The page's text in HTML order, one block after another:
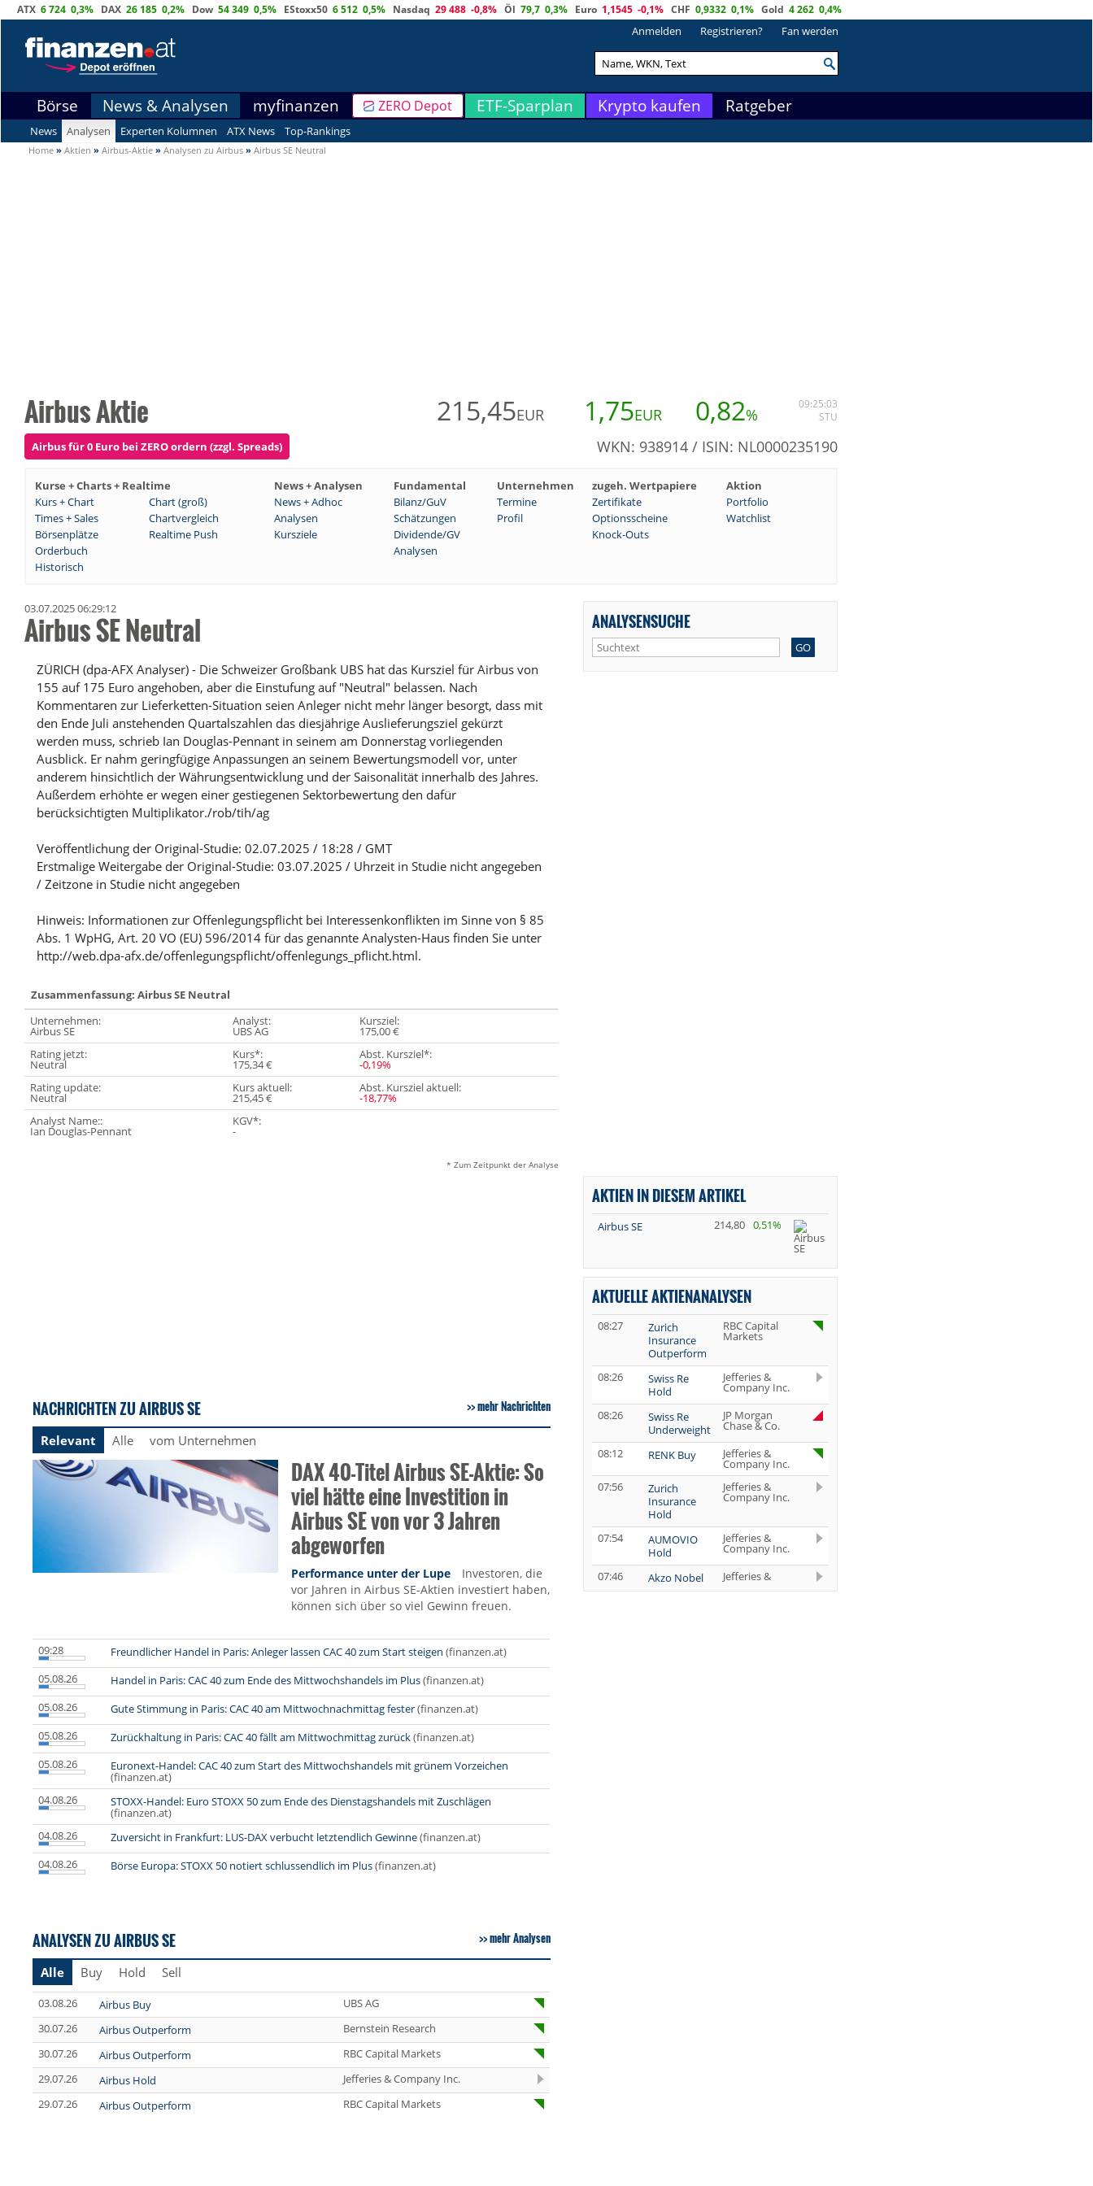
ATX 6 724 0,3% DAX 26 185 0,2% Dow 54 349 0,5% EStoxx50 6 512 0,5% Nasdaq 29 488 -0,8% Öl 79,7 0,3% Euro 1,1545 -0,1% CHF 0,9332 0,1% Gold 4 262 0,4%
Anmelden Registrieren? Fan werden
Börse News & Analysen myfinanzen ZERO Depot ETF-Sparplan Krypto kaufen Ratgeber
News Analysen Experten Kolumnen ATX News Top-Rankings
Home » Aktien » Airbus-Aktie » Analysen zu Airbus » Airbus SE Neutral
Airbus Aktie 215,45EUR 1,75EUR 0,82%
09:25:03
STU
Airbus für 0 Euro bei ZERO ordern (zzgl. Spreads) WKN: 938914 / ISIN: NL0000235190
Kurse + Charts + Realtime News + Analysen Fundamental Unternehmen zugeh. Wertpapiere
Aktion
Kurs + Chart
Chart (groß) News + Adhoc Bilanz/GuV Termine Zertifikate
Portfolio
Times + Sales
Chartvergleich Analysen Schätzungen Profil Optionsscheine
Watchlist
Börsenplätze
Realtime Push Kursziele Dividende/GV
Knock-Outs
Orderbuch
Analysen
Historisch
03.07.2025 06:29:12
Airbus SE Neutral
ZÜRICH (dpa-AFX Analyser) - Die Schweizer Großbank UBS hat das Kursziel für Airbus von
155 auf 175 Euro angehoben, aber die Einstufung auf "Neutral" belassen. Nach
Kommentaren zur Lieferketten-Situation seien Anleger nicht mehr länger besorgt, dass mit
den Ende Juli anstehenden Quartalszahlen das diesjährige Auslieferungsziel gekürzt
werden muss, schrieb Ian Douglas-Pennant in seinem am Donnerstag vorliegenden
Ausblick. Er nahm geringfügige Anpassungen an seinem Bewertungsmodell vor, unter
anderem hinsichtlich der Währungsentwicklung und der Saisonalität innerhalb des Jahres.
Außerdem erhöhte er wegen einer gestiegenen Sektorbewertung den dafür
berücksichtigten Multiplikator./rob/tih/ag
Veröffentlichung der Original-Studie: 02.07.2025 / 18:28 / GMT
Erstmalige Weitergabe der Original-Studie: 03.07.2025 / Uhrzeit in Studie nicht angegeben
/ Zeitzone in Studie nicht angegeben
Hinweis: Informationen zur Offenlegungspflicht bei Interessenkonflikten im Sinne von § 85
Abs. 1 WpHG, Art. 20 VO (EU) 596/2014 für das genannte Analysten-Haus finden Sie unter
http://web.dpa-afx.de/offenlegungspflicht/offenlegungs_pflicht.html.
Zusammenfassung: Airbus SE Neutral
Unternehmen:
Airbus SE
Analyst:
UBS AG
Kursziel:
175,00 €
Rating jetzt:
Neutral
Kurs*:
175,34 €
Abst. Kursziel*:
-0,19%
Rating update:
Neutral
Kurs aktuell:
215,45 €
Abst. Kursziel aktuell:
-18,77%
Analyst Name::
Ian Douglas-Pennant
KGV*:
-
* Zum Zeitpunkt der Analyse
NACHRICHTEN ZU AIRBUS SE mehr Nachrichten
Relevant Alle vom Unternehmen
DAX 40-Titel Airbus SE-Aktie: So
viel hätte eine Investition in
Airbus SE von vor 3 Jahren
abgeworfen
Performance unter der Lupe
Investoren, die
vor Jahren in Airbus SE-Aktien investiert haben,
können sich über so viel Gewinn freuen.
09:28 Freundlicher Handel in Paris: Anleger lassen CAC 40 zum Start steigen (finanzen.at)
05.08.26
Handel in Paris: CAC 40 zum Ende des Mittwochshandels im Plus(finanzen.at)
05.08.26
Gute Stimmung in Paris: CAC 40 am Mittwochnachmittag fester(finanzen.at)
05.08.26
Zurückhaltung in Paris: CAC 40 fällt am Mittwochmittag zurück(finanzen.at)
05.08.26
Euronext-Handel: CAC 40 zum Start des Mittwochshandels mit grünem Vorzeichen
(finanzen.at)
04.08.26
STOXX-Handel: Euro STOXX 50 zum Ende des Dienstagshandels mit Zuschlägen
(finanzen.at)
04.08.26
Zuversicht in Frankfurt: LUS-DAX verbucht letztendlich Gewinne(finanzen.at)
04.08.26
Börse Europa: STOXX 50 notiert schlussendlich im Plus(finanzen.at)
ANALYSEN ZU AIRBUS SE mehr Analysen
Alle Buy Hold Sell
03.08.26 Airbus Buy
UBS AG
30.07.26
Airbus Outperform
Bernstein Research
30.07.26
Airbus Outperform
RBC Capital Markets
29.07.26
Airbus Hold
Jefferies & Company Inc.
29.07.26
Airbus Outperform RBC Capital Markets
ANALYSENSUCHE
GO
AKTIEN IN DIESEM ARTIKEL
Airbus SE 214,80 0,51%
AKTUELLE AKTIENANALYSEN
08:27
Zurich
Insurance
Outperform
RBC Capital
Markets
08:26
Swiss Re
Hold
Jefferies &
Company Inc.
08:26
Swiss Re
Underweight
JP Morgan
Chase & Co.
08:12
RENK Buy Jefferies &
Company Inc.
07:56
Zurich
Insurance
Hold
Jefferies &
Company Inc.
07:54
AUMOVIO
Hold
Jefferies &
Company Inc.
07:46
Akzo Nobel
Jefferies &
Company Inc.